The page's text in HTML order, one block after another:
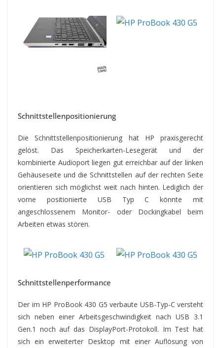
Schnittstellenpositionierung
Die Schnittstellenpositionierung hat HP praxisgerecht
gelöst. Das Speicherkarten-Lesegerät und der
kombinierte Audioport liegen gut erreichbar auf der linken
Gehäuseseite und die Schnittstellen auf der rechten Seite
orientieren sich möglichst weit nach hinten. Lediglich der
vorne positionierte USB Typ C könnte mit
angeschlossenem Monitor- oder Dockingkabel beim
Arbeiten etwas stören.
Schnittstellenperformance
Der im HP ProBook 430 G5 verbaute USB-Typ-C versteht
sich neben einer Arbeitsgeschwindigkeit nach USB 3.1
Gen.1 noch auf das DisplayPort-Protokoll. Im Test hat
sich ein erweiterter Desktop mit einer Auflösung von